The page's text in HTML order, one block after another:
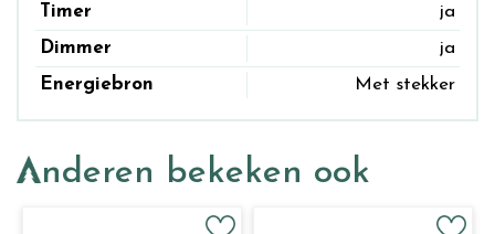
Timer
ja
Dimmer
ja
Energiebron
Met stekker
Anderen bekeken ook